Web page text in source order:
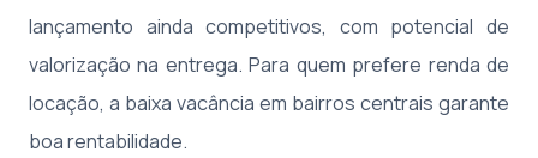
lançamento ainda competitivos, com potencial de
valorização na entrega. Para quem prefere renda de
locação, a baixa vacância em bairros centrais garante
boa rentabilidade.